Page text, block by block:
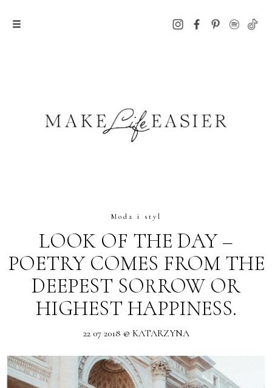
Moda i styl
LOOK OF THE DAY –
POETRY COMES FROM THE
DEEPEST SORROW OR
HIGHEST HAPPINESS.
22 07 2018 @ KATARZYNA